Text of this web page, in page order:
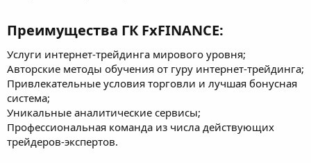
Преимущества ГК FxFINANCE:​
Услуги интернет-трейдинга мирового уровня;
Авторские методы обучения от гуру интернет-трейдинга;
Привлекательные условия торговли и лучшая бонусная
система;
Уникальные аналитические сервисы;
Профессиональная команда из числа действующих
трейдеров-экспертов.